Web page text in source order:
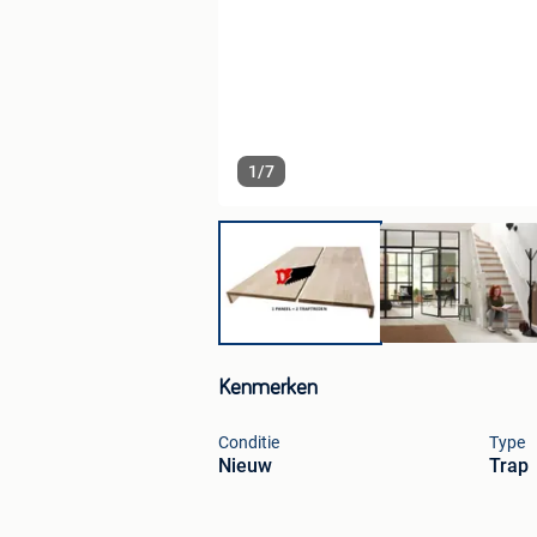
1/7
Kenmerken
Conditie
Nieuw
Type
Trap